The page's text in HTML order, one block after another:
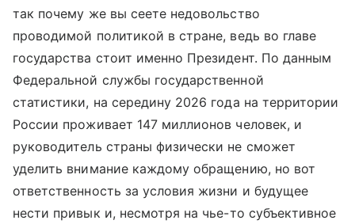
так почему же вы сеете недовольство
проводимой политикой в стране, ведь во главе
государства стоит именно Президент. По данным
Федеральной службы государственной
статистики, на середину 2026 года на территории
России проживает 147 миллионов человек, и
руководитель страны физически не сможет
уделить внимание каждому обращению, но вот
ответственность за условия жизни и будущее
нести привык и, несмотря на чье-то субъективное